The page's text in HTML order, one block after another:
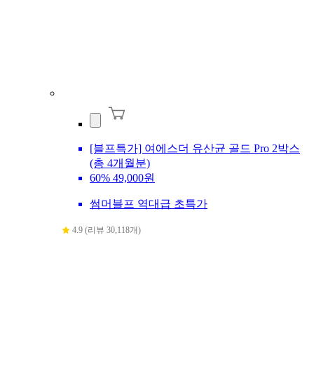
[블프특가] 여에스더 유산균 골드 Pro 2박스
(총 4개월분)
60% 49,000원
썸머블프 역대급 초특가
4.9 (리뷰 30,118개)